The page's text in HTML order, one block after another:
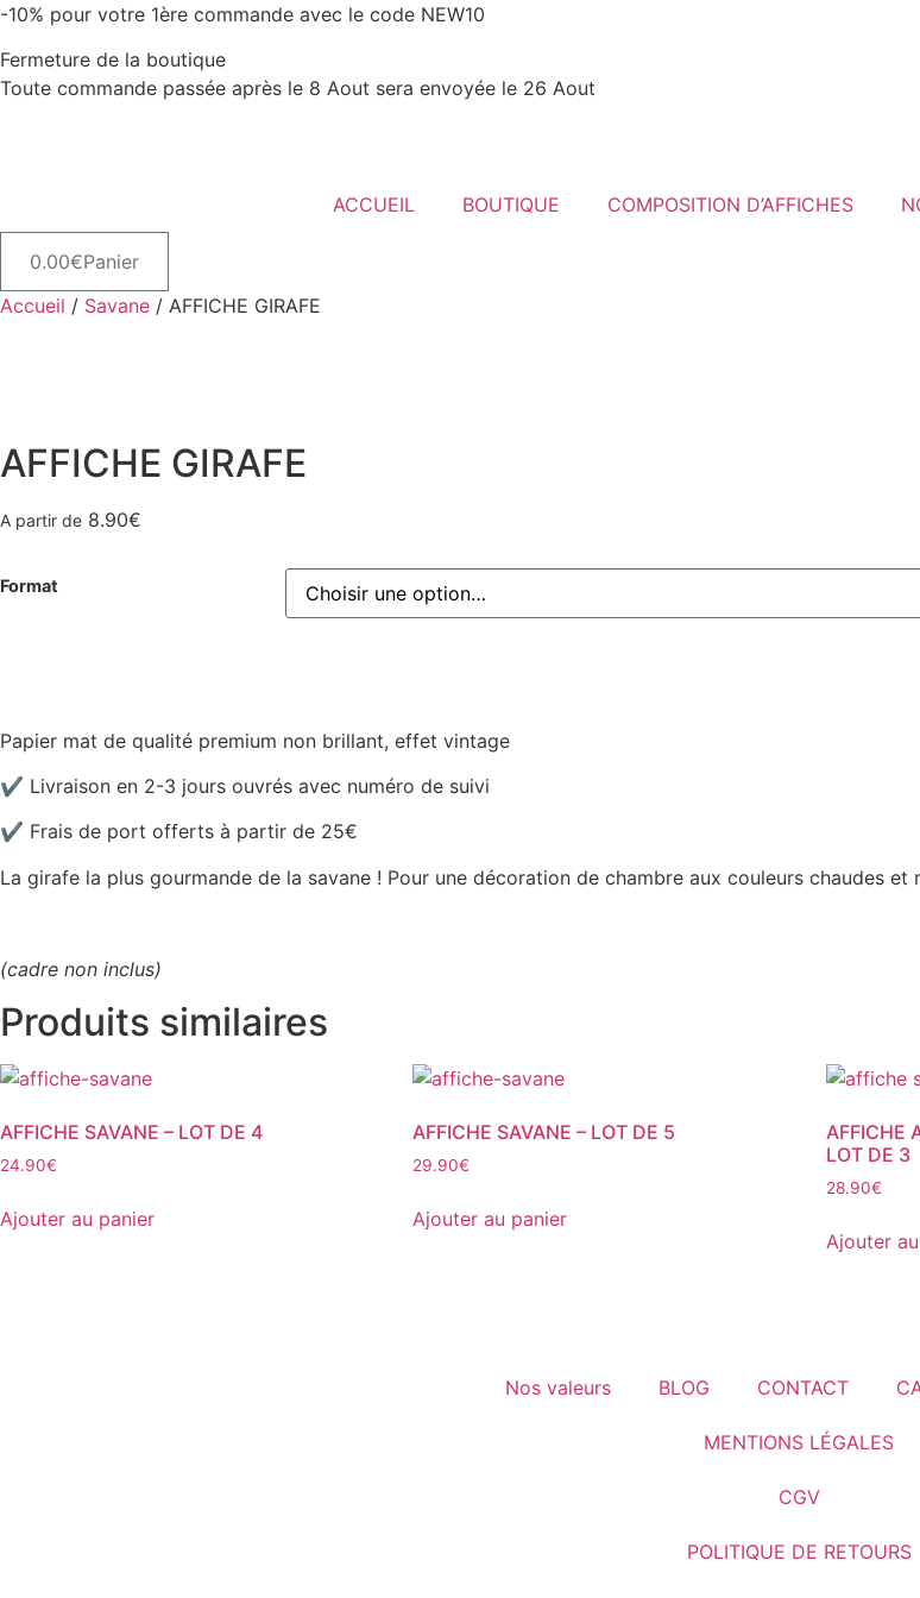
Aller
contenu
-10% pour votre 1ère commande avec le code NEW10
Fermeture de la boutique
Toute commande passée après le 8 Aout sera envoyée le 26 Aout
ACCUEIL BOUTIQUE COMPOSITION D’AFFICHES
0.00€Panier
Accueil / Savane / AFFICHE GIRAFE
AFFICHE GIRAFE
A partir de 8.90€
Format
Papier mat de qualité premium non brillant, effet vintage
✔ Livraison en 2-3 jours ouvrés avec numéro de suivi
✔ Frais de port offerts à partir de 25€
La girafe la plus gourmande de la savane ! Pour une décoration de chambre aux couleurs chaudes
(cadre non inclus)
Produits similaires
AFFICHE SAVANE – LOT DE 4
24.90€
Ajouter au panier
AFFICHE SAVANE – LOT DE 5
29.90€
Ajouter au panier
AFFICHE
LOT DE 3
28.90€
Ajouter
Nos valeurs BLOG CONTACT
MENTIONS LÉGALES
CGV
POLITIQUE DE RETOURS